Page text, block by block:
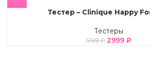
Тестер – Clinique Happy
Тестеры
5199₽ 2999 ₽